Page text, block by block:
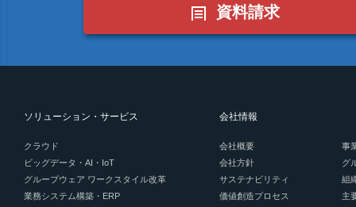
資料請求
ソリューション・サービス
クラウド
ビッグデータ・AI・IoT
グループウェア ワークスタイル改革
業務システム構築・ERP
会社情報
会社概要
会社方針
サステナビリティ
価値創造プロセス
事
グ
組
主